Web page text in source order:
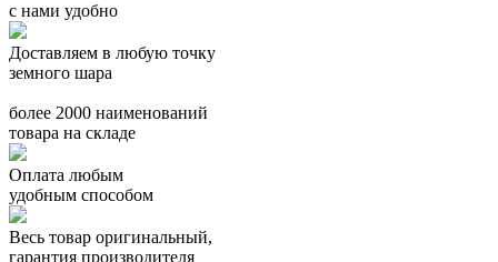
с нами удобно
Доставляем в любую точку
земного шара
более 2000 наименований
товара на складе
Оплата любым
удобным способом
Весь товар оригинальный,
гарантия производителя